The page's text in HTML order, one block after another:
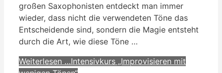
großen Saxophonisten entdeckt man immer
wieder, dass nicht die verwendeten Töne das
Entscheidende sind, sondern die Magie entsteht
durch die Art, wie diese Töne …
Weiterlesen …Intensivkurs „Improvisieren mit